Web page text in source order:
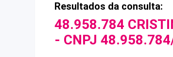
Resultados da consulta:
48.958.784
- CNPJ